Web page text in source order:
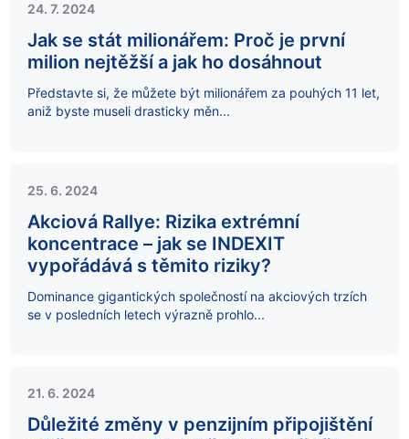
24. 7. 2024
Jak se stát milionářem: Proč je první
milion nejtěžší a jak ho dosáhnout
Představte si, že můžete být milionářem za pouhých 11 let,
aniž byste museli drasticky měn...
25. 6. 2024
Akciová Rallye: Rizika extrémní
koncentrace – jak se INDEXIT
vypořádává s těmito riziky?
Dominance gigantických společností na akciových trzích
se v posledních letech výrazně prohlo...
21. 6. 2024
Důležité změny v penzijním připojištění